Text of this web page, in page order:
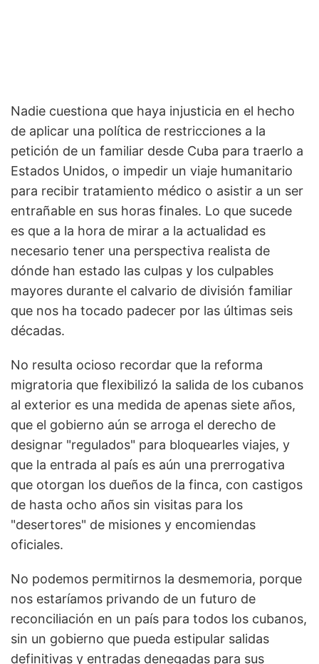
Nadie cuestiona que haya injusticia en el hecho
de aplicar una política de restricciones a la
petición de un familiar desde Cuba para traerlo a
Estados Unidos, o impedir un viaje humanitario
para recibir tratamiento médico o asistir a un ser
entrañable en sus horas finales. Lo que sucede
es que a la hora de mirar a la actualidad es
necesario tener una perspectiva realista de
dónde han estado las culpas y los culpables
mayores durante el calvario de división familiar
que nos ha tocado padecer por las últimas seis
décadas.
No resulta ocioso recordar que la reforma
migratoria que flexibilizó la salida de los cubanos
al exterior es una medida de apenas siete años,
que el gobierno aún se arroga el derecho de
designar "regulados" para bloquearles viajes, y
que la entrada al país es aún una prerrogativa
que otorgan los dueños de la finca, con castigos
de hasta ocho años sin visitas para los
"desertores" de misiones y encomiendas
oficiales.
No podemos permitirnos la desmemoria, porque
nos estaríamos privando de un futuro de
reconciliación en un país para todos los cubanos,
sin un gobierno que pueda estipular salidas
definitivas y entradas denegadas para sus